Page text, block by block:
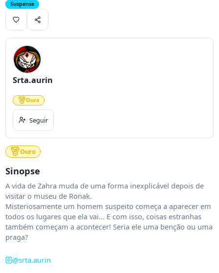
Suspense
Srta.aurin
Ouro
Seguir
Ouro
Sinopse
A vida de Zahra muda de uma forma inexplicável depois de
visitar o museu de Ronak.
Misteriosamente um homem suspeito começa a aparecer em
todos os lugares que ela vai... E com isso, coisas estranhas
também começam a acontecer! Seria ele uma benção ou uma
praga?
@srta.aurin